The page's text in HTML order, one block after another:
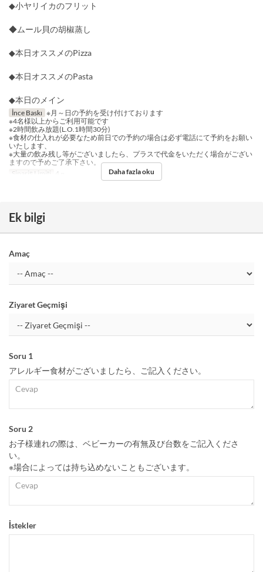
◆小ヤリイカのフリット
◆ムール貝の胡椒蒸し
◆本日オススメのPizza
◆本日オススメのPasta
◆本日のメイン
İnce Baskı ※月～日の予約を受け付けております
※4名様以上からご利用可能です
※2時間飲み放題(L.O.1時間30分)
※食材の仕入れが必要なため前日での予約の場合は必ず電話にて予約をお願い
いたします、
※大量の飲み残し等がございましたら、プラスで代金をいただく場合がござい
ますので予めご了承下さい。
Sipariş Limiti
4 ~ Daha fazla oku
Ek bilgi
Amaç
Ziyaret Geçmişi
Soru 1
アレルギー食材がございましたら、ご記入ください。
Soru 2
お子様連れの際は、ベビーカーの有無及び台数をご記入くださ
い。
※場合によっては持ち込めないこともございます。
İstekler